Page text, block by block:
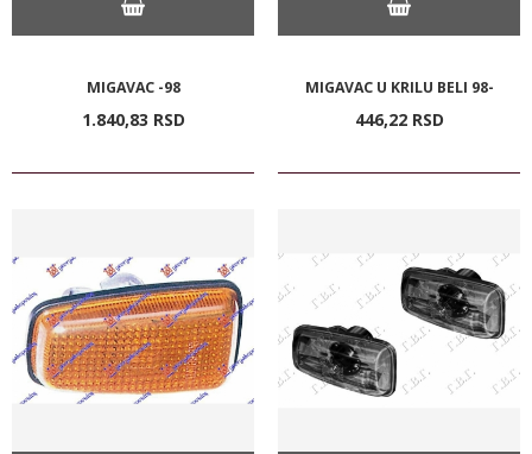
MIGAVAC -98
1.840,83 RSD
MIGAVAC U KRILU BELI 98-
446,22 RSD